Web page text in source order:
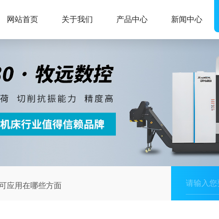
网站首页 关于我们 产品中心 新闻中心
应用在哪些方面